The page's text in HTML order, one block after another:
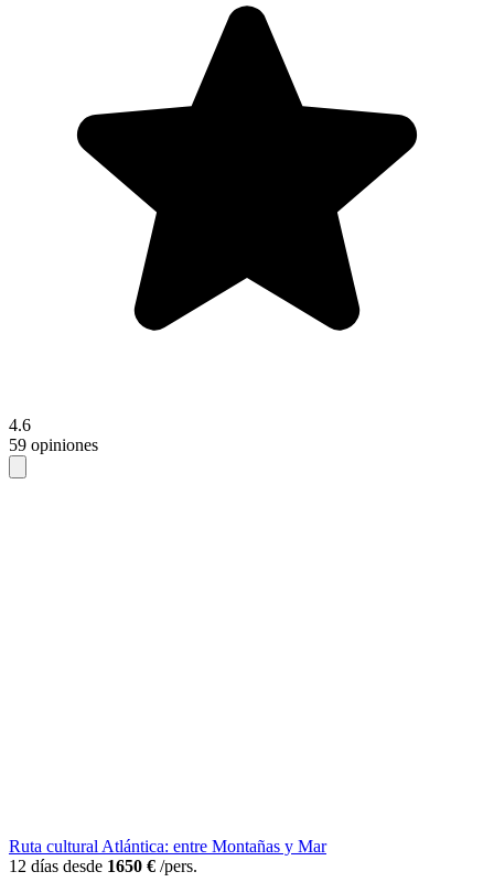
4.6
59 opiniones
Ruta cultural Atlántica: entre Montañas y Mar
12 días desde 1650 € /pers.